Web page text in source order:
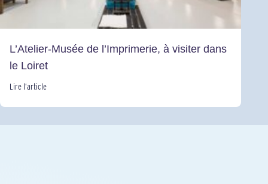
L’Atelier-Musée de l’Imprimerie, à visiter dans
le Loiret
Lire l’article